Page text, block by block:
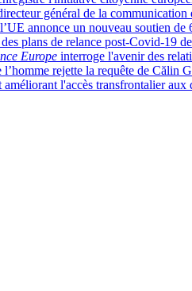
général de la
annonce un nouveau soutien de
plans de relance post-Covid-19
Europe interroge l'avenir des
rejette la requête de Călin
l'accès transfrontalier aux